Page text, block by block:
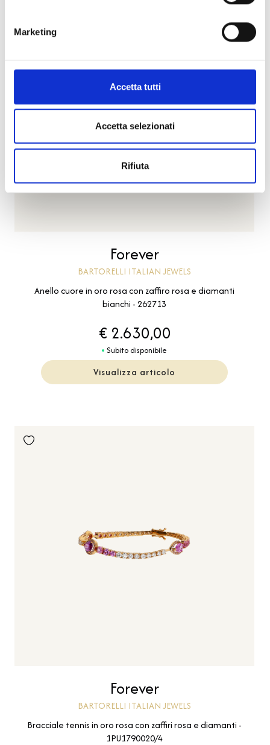
Marketing
Accetta tutti
Accetta selezionati
Rifiuta
Forever
BARTORELLI ITALIAN JEWELS
Anello cuore in oro rosa con zaffiro rosa e diamanti
bianchi - 262713
€ 2.630,00
Subito disponibile
Visualizza articolo
Forever
BARTORELLI ITALIAN JEWELS
Bracciale tennis in oro rosa con zaffiri rosa e diamanti -
1PU1790020/4